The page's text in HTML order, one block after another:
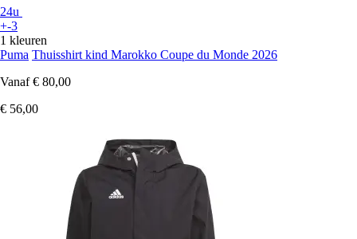
24u
+-3
1 kleuren
Puma Thuisshirt kind Marokko Coupe du Monde 2026
Vanaf € 80,00
€ 56,00